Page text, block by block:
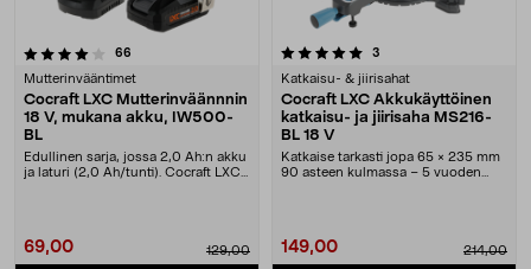
66
Mutterinvääntimet
Cocraft LXC Mutterinväännnin
18 V, mukana akku, IW500-
BL
Edullinen sarja, jossa 2,0 Ah:n akku
ja laturi (2,0 Ah/tunti). Cocraft LXC
69,00 129,00
5.0 viidestä tähdestä 3
Katkaisu- & jiirisahat
Cocraft LXC Akkukäyttöinen
katkaisu- ja jiirisaha MS216-
BL 18 V
Katkaise tarkasti jopa 65 × 235 mm
90 asteen kulmassa – 5 vuoden
149,00 214,00